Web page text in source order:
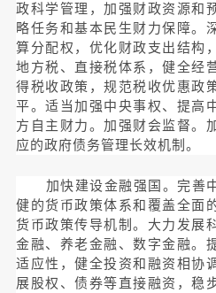
政科学管理，加强财政资源和
略任务和基本民生财力保障。
算分配权，优化财政支出结构
地方税、直接税体系，健全经
得税收政策，规范税收优惠政
平。适当加强中央事权、提高
方自主财力。加强财会监督。
应的政府债务管理长效机制。
加快建设金融强国。完善
健的货币政策体系和覆盖全面
货币政策传导机制。大力发展
金融、养老金融、数字金融。
适应性，健全投资和融资相协
展股权、债券等直接融资，稳